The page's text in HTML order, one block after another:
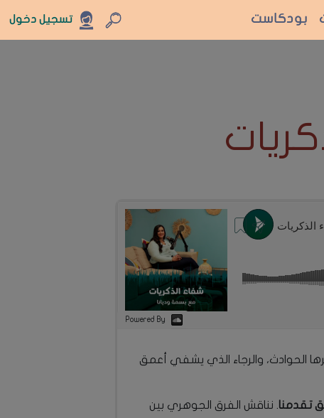
بودكاست تسجيل دخول
Powered By
الحوادث، والرجاء الذي يشفي أعمق
تقدمنا
. نناقش الفرق الجوهري بين